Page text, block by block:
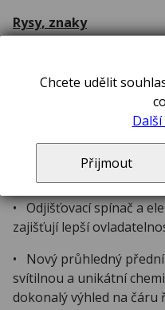
Rysy, znaky
povrchem optimalizuje
• Mimořádně odolná
patkou, která odolá
staveništi.
• Inteligentní spouštěcí
• Odjišťovací spínač a
zajišťují lepší
• Nový průhledný
svítilnou a unikátní
dokonalý výhled na čáru
Chcete udělit
Přijmout